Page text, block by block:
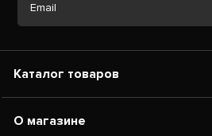
Каталог товаров
О магазине